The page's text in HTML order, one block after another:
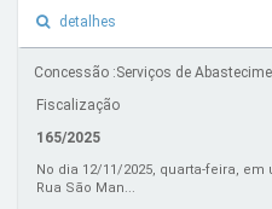
detalhes
Concessão :Serviços de
Fiscalização
165/2025
No dia 12/11/2025, quarta-feira,
Rua São Man...